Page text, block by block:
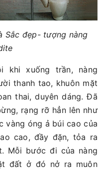
Sắc đẹp- tượng nàng
khi xuống trần, nàng
thanh tao, khuôn mặt
thai, duyên dáng. Đã
rạng rỡ hẳn lên như
vàng óng ả búi cao của
cao, đầy đặn, tỏa ra
Mỗi bước đi của nàng
đất ở đó nở ra muôn